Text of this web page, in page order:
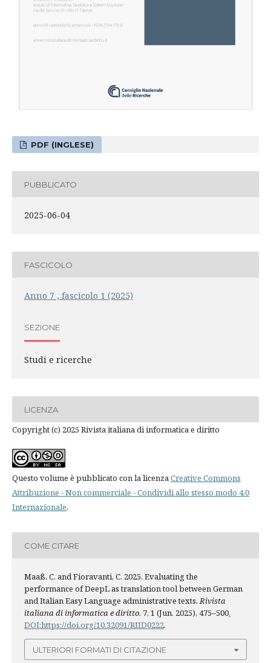
PDF (INGLESE)
PUBBLICATO
2025-06-04
FASCICOLO
Anno 7 , fascicolo 1 (2025)
SEZIONE
Studi e ricerche
LICENZA
Copyright (c) 2025 Rivista italiana di informatica e diritto
Questo volume è pubblicato con la licenzaCreative Commons
Attribuzione - Non commerciale - Condividi allo stesso modo 4.0
Internazionale.
COME CITARE
Maaß, C. and Fioravanti, C. 2025. Evaluating the
performance of DeepL as translation tool between German
and Italian Easy Language administrative texts.Rivista
italiana di informatica e diritto. 7, 1 (Jun. 2025), 475–500.
DOI:https://doi.org/10.32091/RIID0222.
ULTERIORI FORMATI DI CITAZIONE